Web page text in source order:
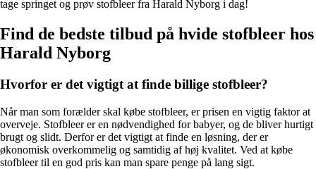
tage springet og prøv stofbleer fra Harald Nyborg i dag!
Find de bedste tilbud på hvide stofbleer hos
Harald Nyborg
Hvorfor er det vigtigt at finde billige stofbleer?
Når man som forælder skal købe stofbleer, er prisen en vigtig faktor at
overveje. Stofbleer er en nødvendighed for babyer, og de bliver hurtigt
brugt og slidt. Derfor er det vigtigt at finde en løsning, der er
økonomisk overkommelig og samtidig af høj kvalitet. Ved at købe
stofbleer til en god pris kan man spare penge på lang sigt.